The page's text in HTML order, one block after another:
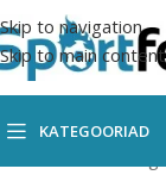
Skip to navigation
Skip to main content
KATEGOORIAD